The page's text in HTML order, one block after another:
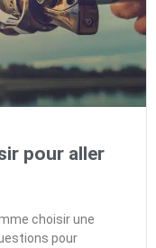
pour aller
choisir une
pour